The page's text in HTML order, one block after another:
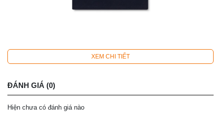
XEM CHI TIẾT
ĐÁNH GIÁ (0)
Hiện chưa có đánh giá nào